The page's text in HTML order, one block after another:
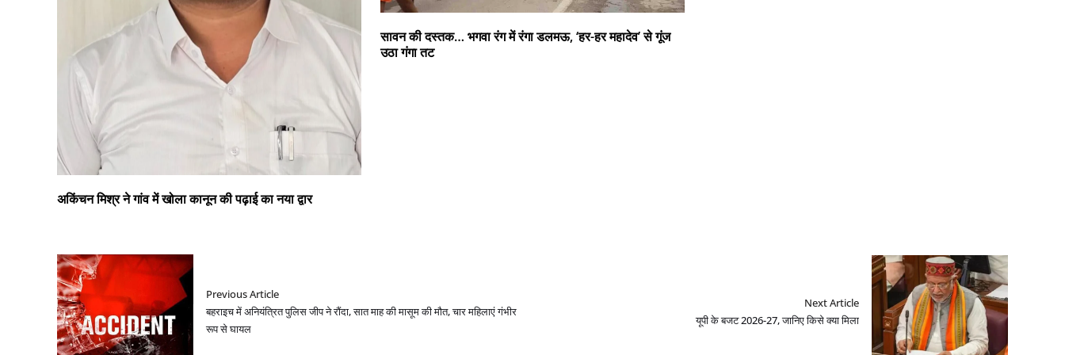
अकिंचन मिश्र ने गांव में खोला कानून की पढ़ाई का नया द्वार
सावन की दस्तक… भगवा रंग में रंगा डलमऊ, ‘हर-हर महादेव’ से गूंज
उठा गंगा तट
Previous Article
बहराइच में अनियंत्रित पुलिस जीप ने रौंदा, सात माह की मासूम की मौत, चार महिलाएं गंभीर
रूप से घायल
Next Article
यूपी के बजट 2026-27, जानिए किसे क्या मिला